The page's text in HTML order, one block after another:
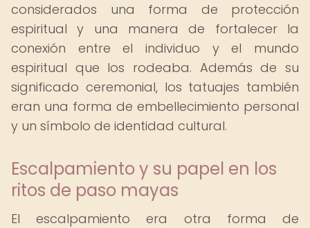
considerados una forma de protección
espiritual y una manera de fortalecer la
conexión entre el individuo y el mundo
espiritual que los rodeaba. Además de su
significado ceremonial, los tatuajes también
eran una forma de embellecimiento personal
y un símbolo de identidad cultural.
Escalpamiento y su papel en los
ritos de paso mayas
El escalpamiento era otra forma de